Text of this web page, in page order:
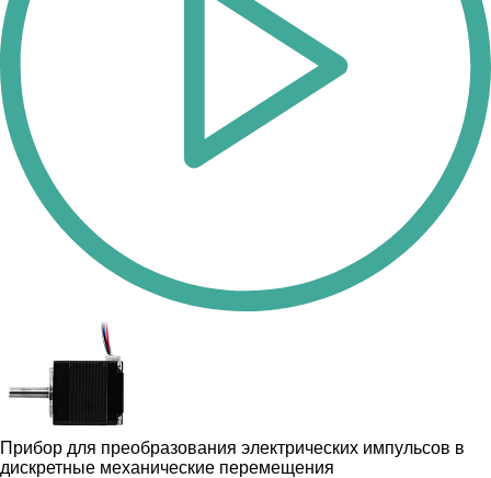
Прибор для преобразования электрических импульсов в
дискретные механические перемещения